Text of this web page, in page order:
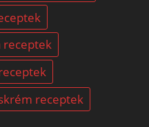
receptek
receptek